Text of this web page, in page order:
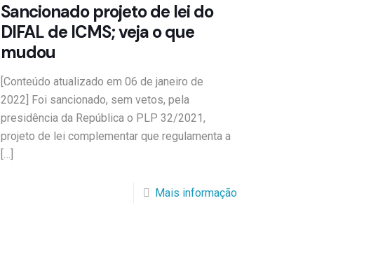
Sancionado projeto de lei do
DIFAL de ICMS; veja o que
mudou
[Conteúdo atualizado em 06 de janeiro de
2022] Foi sancionado, sem vetos, pela
presidência da República o PLP 32/2021,
projeto de lei complementar que regulamenta a
[…]
Mais informação